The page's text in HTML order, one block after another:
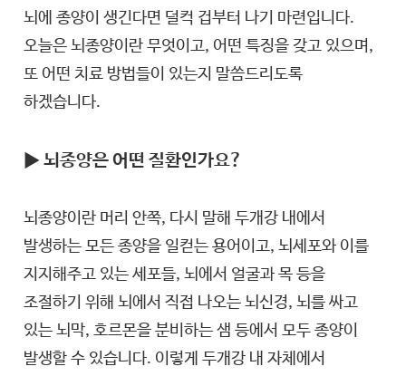
뇌에 종양이 생긴다면 덜컥 겁부터 나기 마련입니다.
오늘은 뇌종양이란 무엇이고, 어떤 특징을 갖고 있으며,
또 어떤 치료 방법들이 있는지 말씀드리도록
하겠습니다.
▶ 뇌종양은 어떤 질환인가요?
뇌종양이란 머리 안쪽, 다시 말해 두개강 내에서
발생하는 모든 종양을 일컫는 용어이고, 뇌세포와 이를
지지해주고 있는 세포들, 뇌에서 얼굴과 목 등을
조절하기 위해 뇌에서 직접 나오는 뇌신경, 뇌를 싸고
있는 뇌막, 호르몬을 분비하는 샘 등에서 모두 종양이
발생할 수 있습니다. 이렇게 두개강 내 자체에서